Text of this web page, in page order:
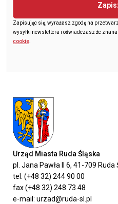
Zapisując się, wyrażasz zgodę na
wysyłki newslettera i oświadczasz że
cookie
Urząd Miasta Ruda Śląska
pl. Jana Pawła II 6, 41-709 Ruda
tel. (+48 32) 244 90 00
fax (+48 32) 248 73 48
e-mail: urzad@ruda-sl.pl